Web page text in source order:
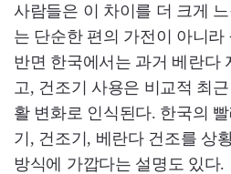
사람들은 이 차이를 더 크게
는 단순한 편의 가전이 아니
반면 한국에서는 과거 베란다
고, 건조기 사용은 비교적 최
활 변화로 인식된다. 한국의
기, 건조기, 베란다 건조를 상
방식에 가깝다는 설명도 있다.